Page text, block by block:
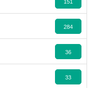
151
284
36
33